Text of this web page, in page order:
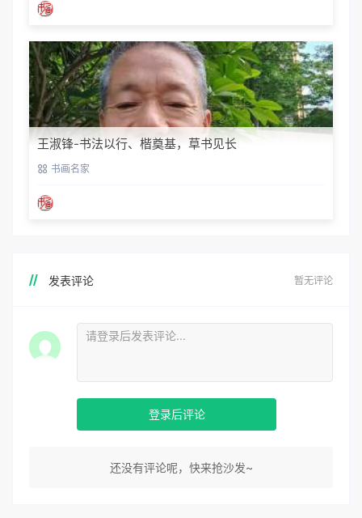
王淑锋-书法以行、楷奠基，草书见长
书画名家
发表评论 暂无评论
登录后评论
还没有评论呢，快来抢沙发~